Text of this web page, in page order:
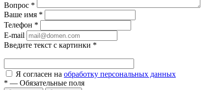
Вопрос *
Ваше имя *
Телефон *
E-mail
Введите текст с картинки *
Я согласен на обработку персональных данных
* — Обязательные поля